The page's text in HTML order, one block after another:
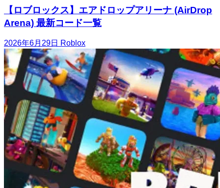
【ロブロックス】エアドロップアリーナ (AirDrop
Arena) 最新コード一覧
2026年6月29日 Roblox